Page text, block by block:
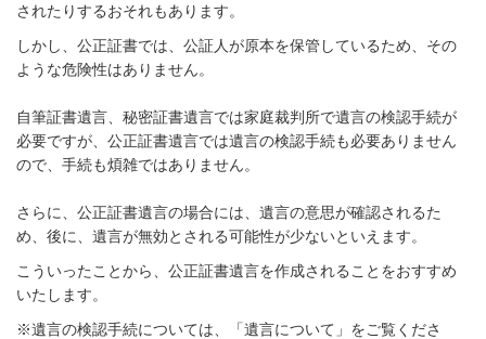
されたりするおそれもあります。
しかし、公正証書では、公証人が原本を保管しているため、その
ような危険性はありません。
自筆証書遺言、秘密証書遺言では家庭裁判所で遺言の検認手続が
必要ですが、公正証書遺言では遺言の検認手続も必要ありません
ので、手続も煩雑ではありません。
さらに、公正証書遺言の場合には、遺言の意思が確認されるた
め、後に、遺言が無効とされる可能性が少ないといえます。
こういったことから、公正証書遺言を作成されることをおすすめ
いたします。
※遺言の検認手続については、「遺言について」をご覧くださ